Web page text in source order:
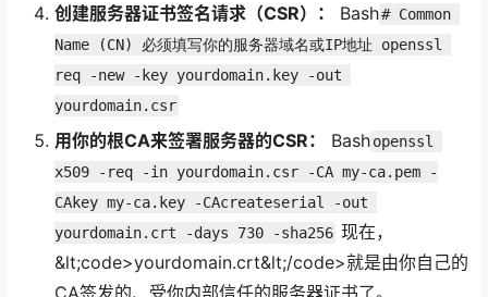
创建服务器证书签名请求（CSR）： Bash# Common
Name (CN) 必须填写你的服务器域名或IP地址 openssl
req -new -key yourdomain.key -out
yourdomain.csr
用你的根CA来签署服务器的CSR： Bashopenssl
x509 -req -in yourdomain.csr -CA my-ca.pem -
CAkey my-ca.key -CAcreateserial -out
yourdomain.crt -days 730 -sha256 现在，
&lt;code>yourdomain.crt&lt;/code>就是由你自己的
CA签发的、受你内部信任的服务器证书了。